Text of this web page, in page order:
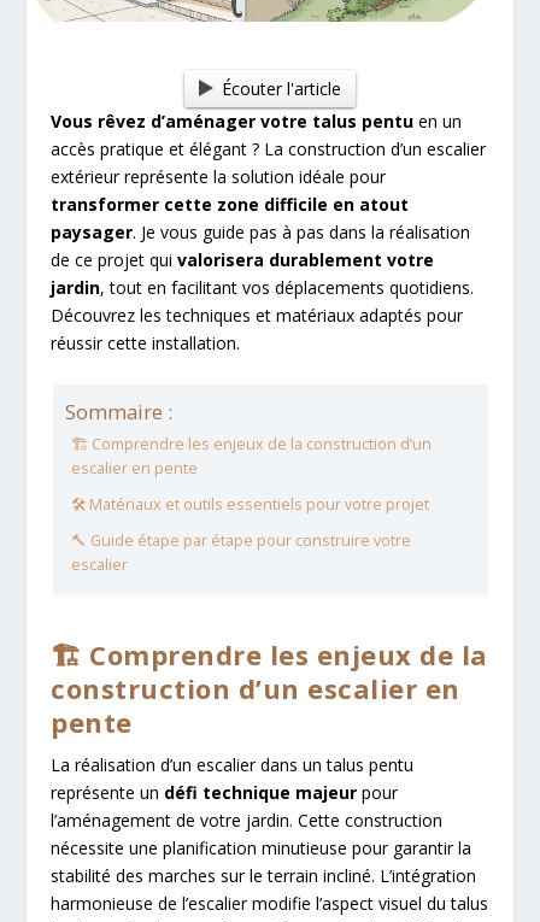
Écouter l'article
Vous rêvez d’aménager votre talus pentu en un
accès pratique et élégant ? La construction d’un escalier
extérieur représente la solution idéale pour
transformer cette zone difficile en atout
paysager. Je vous guide pas à pas dans la réalisation
de ce projet quivalorisera durablement votre
jardin, tout en facilitant vos déplacements quotidiens.
Découvrez les techniques et matériaux adaptés pour
réussir cette installation.
Sommaire :
🏗️ Comprendre les enjeux de la construction d’un
escalier en pente
🛠️ Matériaux et outils essentiels pour votre projet
🔨 Guide étape par étape pour construire votre
escalier
🏗️ Comprendre les enjeux de la
construction d’un escalier en
pente
La réalisation d’un escalier dans un talus pentu
représente un défi technique majeur pour
l’aménagement de votre jardin. Cette construction
nécessite une planification minutieuse pour garantir la
stabilité des marches sur le terrain incliné. L’intégration
harmonieuse de l’escalier modifie l’aspect visuel du talus